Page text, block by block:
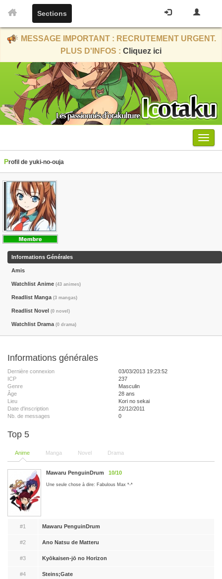
Sections
MESSAGE IMPORTANT : RECRUTEMENT URGENT.
PLUS D'INFOS : Cliquez ici
Menu
Profil de yuki-no-ouja
Informations Générales
Amis
Watchlist Anime (43 animes)
Readlist Manga (3 mangas)
Readlist Novel (0 novel)
Watchlist Drama (0 drama)
Informations générales
Dernière connexion
03/03/2013 19:23:52
ICP
237
Genre
Masculin
Âge
28 ans
Lieu
Kori no sekai
Date d'inscription
22/12/2011
Nb. de messages
0
Top 5
Anime Manga Novel Drama
Mawaru PenguinDrum 10/10
Une seule chose à dire: Fabulous Max *-*
#1 Mawaru PenguinDrum
#2 Ano Natsu de Matteru
#3 Kyōkaisen-jō no Horizon
#4 Steins;Gate